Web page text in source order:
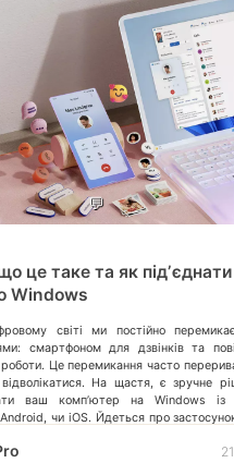
💬
це таке та як підʼєднати
Windows
світі ми постійно
смартфоном для дзвінків та
Це перемикання часто
На щастя, є зручне
ваш компʼютер на Windows із
чи iOS. Йдеться про застосунок
Link) від Microsoft, що перетворює
до функцій смартфона.